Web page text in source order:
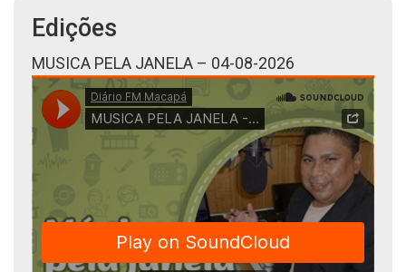
Edições
MUSICA PELA JANELA – 04-08-2026